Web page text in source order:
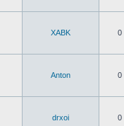
XABK 0
Anton 0
drxoi 0